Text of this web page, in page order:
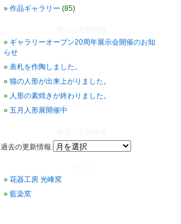
作品ギャラリー (85)
ギャラリーオープン20周年展示会開催のお知
らせ
表札を作陶しました。
猫の人形が出来上がりました。
人形の素焼きが終わりました。
五月人形展開催中
過去の更新情報
花器工房 光峰窯
藍染窯